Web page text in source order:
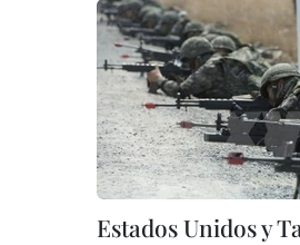
Estados Unidos y